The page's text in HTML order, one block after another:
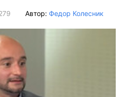
Автор: Федор Колесник